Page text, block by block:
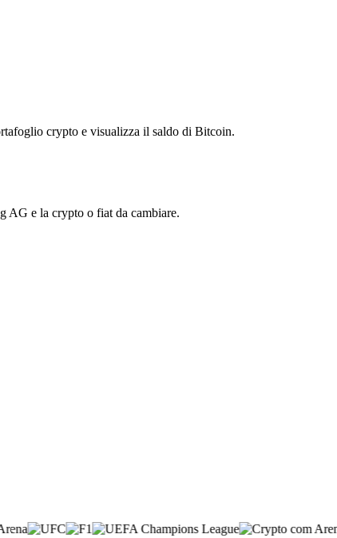
crypto e visualizza il saldo di Bitcoin.
AG e la crypto o fiat da cambiare.